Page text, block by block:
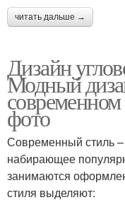
читать дальше →
Дизайн
Модный
современном
фото
Современный стиль
набирающее
занимаются
стиля выделяют: